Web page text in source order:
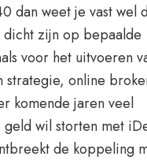
dan weet je vast wel
zijn op bepaalde
voor het uitvoeren
strategie, online
komende jaren veel
wil storten met
de koppeling